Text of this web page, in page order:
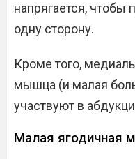
напрягается, чтобы
одну сторону.
Кроме того,
мышца (и малая
участвуют в
Малая ягодичная